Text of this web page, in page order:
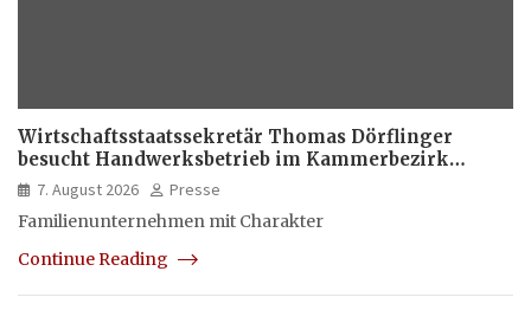
Wirtschaftsstaatssekretär Thomas Dörflinger
besucht Handwerksbetrieb im Kammerbezirk
Freiburg
7. August 2026
Presse
Familienunternehmen mit Charakter
Continue Reading